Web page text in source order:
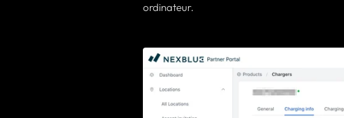
ordinateur.